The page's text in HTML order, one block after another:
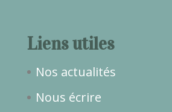
Liens utiles
Nos actualités
Nous écrire